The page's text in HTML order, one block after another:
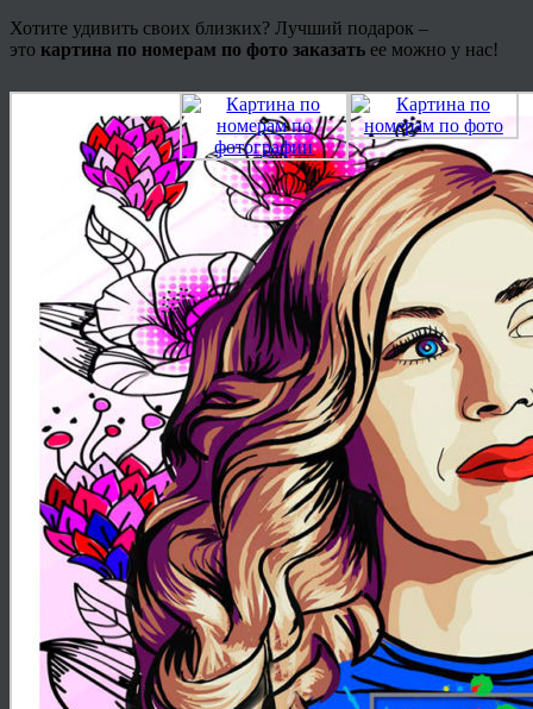
Хотите удивить своих близких? Лучший подарок –
это картина по номерам по фото заказать ее можно у нас!